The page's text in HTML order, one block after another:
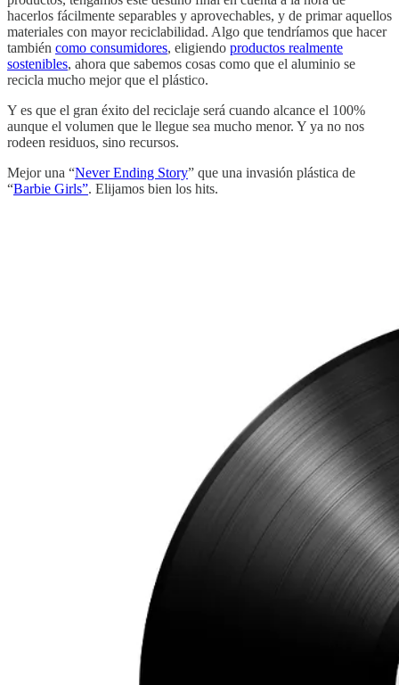
hacerlos fácilmente separables y aprovechables, y de primar aquellos
materiales con mayor reciclabilidad. Algo que tendríamos que hacer
también como consumidores, eligiendo productos realmente
sostenibles, ahora que sabemos cosas como que el aluminio se
recicla mucho mejor que el plástico.
Y es que el gran éxito del reciclaje será cuando alcance el 100%
aunque el volumen que le llegue sea mucho menor. Y ya no nos
rodeen residuos, sino recursos.
Mejor una “Never Ending Story” que una invasión plástica de
“Barbie Girls”. Elijamos bien los hits.